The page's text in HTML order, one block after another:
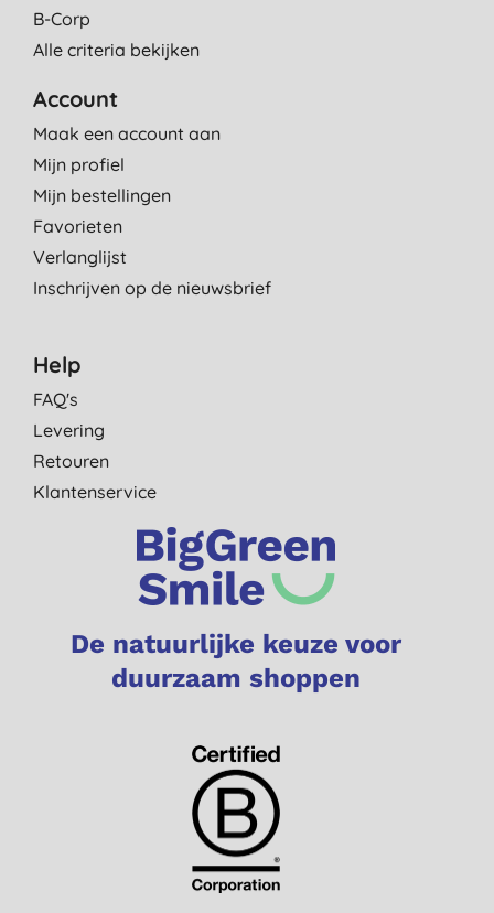
B-Corp
Alle criteria bekijken
Account
Maak een account aan
Mijn profiel
Mijn bestellingen
Favorieten
Verlanglijst
Inschrijven op de nieuwsbrief
Help
FAQ's
Levering
Retouren
Klantenservice
De natuurlijke keuze voor
duurzaam shoppen